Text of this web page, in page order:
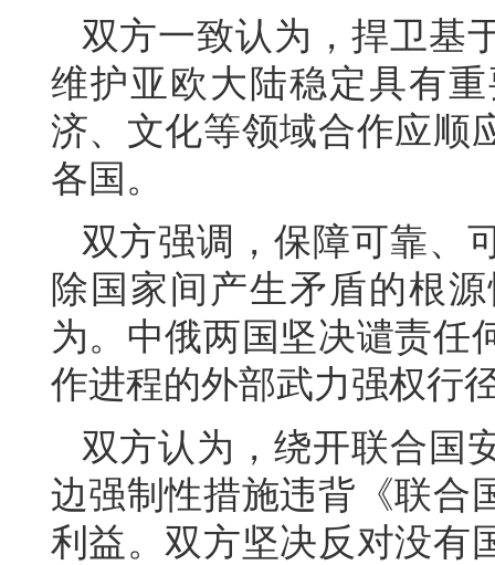
双方一致认为，捍卫基
维护亚欧大陆稳定具有
济、文化等领域合作应顺
各国。
双方强调，保障可靠、
除国家间产生矛盾的根
为。中俄两国坚决谴责任
作进程的外部武力强权行
双方认为，绕开联合国
边强制性措施违背《联合
利益。双方坚决反对没有